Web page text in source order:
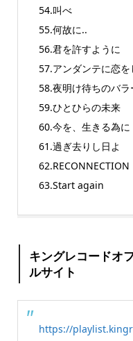
54.叫べ
55.何故に..
56.君を許すように
57.アンダンテに恋を
58.夜明け待ちのバラ
59.ひとひらの未来
60.今を、生きる為に
61.過ぎ去りし日よ
62.RECONNECTION
63.Start again
キングレコードオ
ルサイト
https://